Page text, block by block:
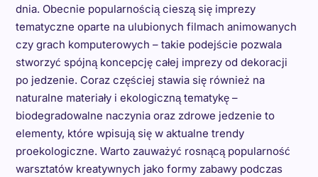
dnia. Obecnie popularnością cieszą się imprezy
tematyczne oparte na ulubionych filmach animowanych
czy grach komputerowych – takie podejście pozwala
stworzyć spójną koncepcję całej imprezy od dekoracji
po jedzenie. Coraz częściej stawia się również na
naturalne materiały i ekologiczną tematykę –
biodegradowalne naczynia oraz zdrowe jedzenie to
elementy, które wpisują się w aktualne trendy
proekologiczne. Warto zauważyć rosnącą popularność
warsztatów kreatywnych jako formy zabawy podczas